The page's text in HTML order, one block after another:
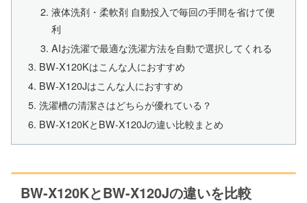
液体洗剤・柔軟剤 自動投入で毎回の手間を省けて便
利
AIお洗濯で最適な洗濯方法を自動で選択してくれる
BW-X120Kはこんな人におすすめ
BW-X120Jはこんな人におすすめ
洗濯槽の清潔さはどちらが優れている？
BW-X120KとBW-X120Jの違い比較まとめ
BW-X120KとBW-X120Jの違いを比較